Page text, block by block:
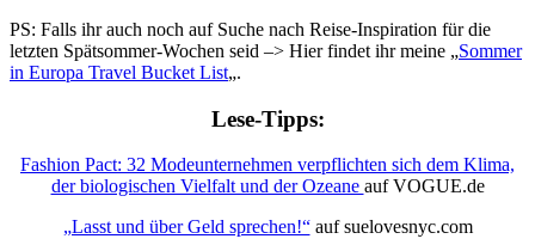
PS: Falls ihr auch noch auf Suche nach Reise-Inspiration für die
letzten Spätsommer-Wochen seid –> Hier findet ihr meine „Sommer
in Europa Travel Bucket List„.
Lese-Tipps:
Fashion Pact: 32 Modeunternehmen verpflichten sich dem Klima,
der biologischen Vielfalt und der Ozeane auf VOGUE.de
„Lasst und über Geld sprechen!“auf suelovesnyc.com